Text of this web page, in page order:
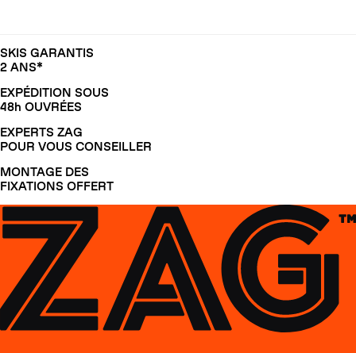
SKIS GARANTIS
2 ANS*
EXPÉDITION SOUS
48h OUVRÉES
EXPERTS ZAG
POUR VOUS CONSEILLER
MONTAGE DES
FIXATIONS OFFERT